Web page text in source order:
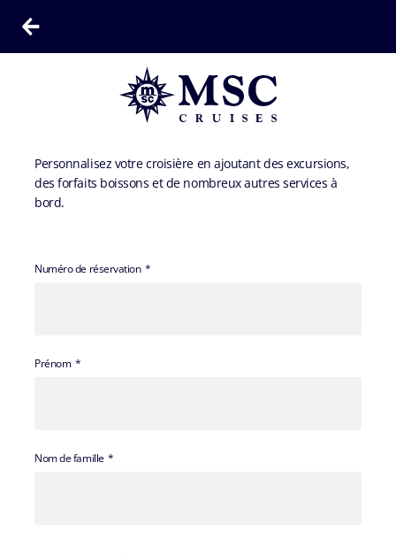
Personnalisez votre croisière en ajoutant des excursions,
des forfaits boissons et de nombreux autres services à
bord.
Numéro de réservation
Prénom
Nom de famille